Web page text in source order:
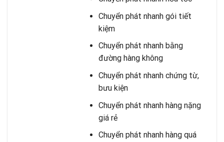
Chuyển phát nhanh gói tiết
kiệm
Chuyển phát nhanh bằng
đường hàng không
Chuyển phát nhanh chứng từ,
bưu kiện
Chuyển phát nhanh hàng nặng
giá rẻ
Chuyển phát nhanh hàng quá